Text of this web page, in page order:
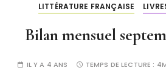
LITTÉRATURE FRANÇAISE
Bilan mensuel
IL Y A 4 ANS TEMPS DE LECTURE :